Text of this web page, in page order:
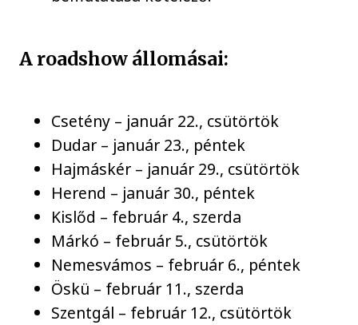
A roadshow állomásai:
Csetény – január 22., csütörtök
Dudar – január 23., péntek
Hajmáskér – január 29., csütörtök
Herend – január 30., péntek
Kislőd – február 4., szerda
Márkó – február 5., csütörtök
Nemesvámos – február 6., péntek
Öskü – február 11., szerda
Szentgál – február 12., csütörtök